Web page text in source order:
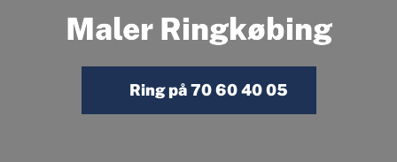
Maler Ringkøbing
Ring på 70 60 40 05